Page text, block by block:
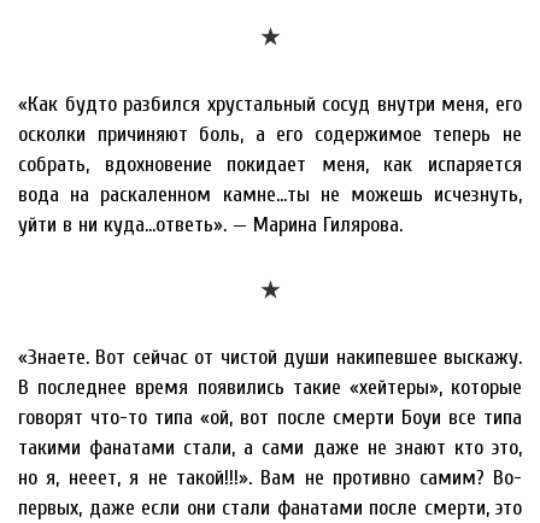
★
«Как будто разбился хрустальный сосуд внутри меня, его
осколки причиняют боль, а его содержимое теперь не
собрать, вдохновение покидает меня, как испаряется
вода на раскаленном камне…ты не можешь исчезнуть,
уйти в ни куда…ответь». — Марина Гилярова.
★
«Знаете. Вот сейчас от чистой души накипевшее выскажу.
В последнее время появились такие «хейтеры», которые
говорят что-то типа «ой, вот после смерти Боуи все типа
такими фанатами стали, а сами даже не знают кто это,
но я, нееет, я не такой!!!». Вам не противно самим? Во-
первых, даже если они стали фанатами после смерти, это